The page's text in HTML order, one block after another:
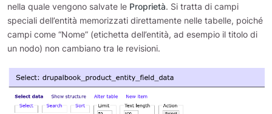
nella quale vengono salvate le Proprietà. Si tratta di campi
speciali dell’entità memorizzati direttamente nelle tabelle, poiché
campi come “Nome” (etichetta dell’entità, ad esempio il titolo di
un nodo) non cambiano tra le revisioni.